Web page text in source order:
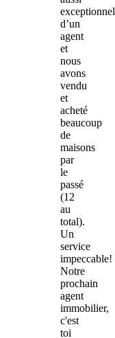
exceptionnel
d’un
agent
et
nous
avons
vendu
et
acheté
beaucoup
de
maisons
par
le
passé
(12
au
total).
Un
service
impeccable!
Notre
prochain
agent
immobilier,
c'est
toi